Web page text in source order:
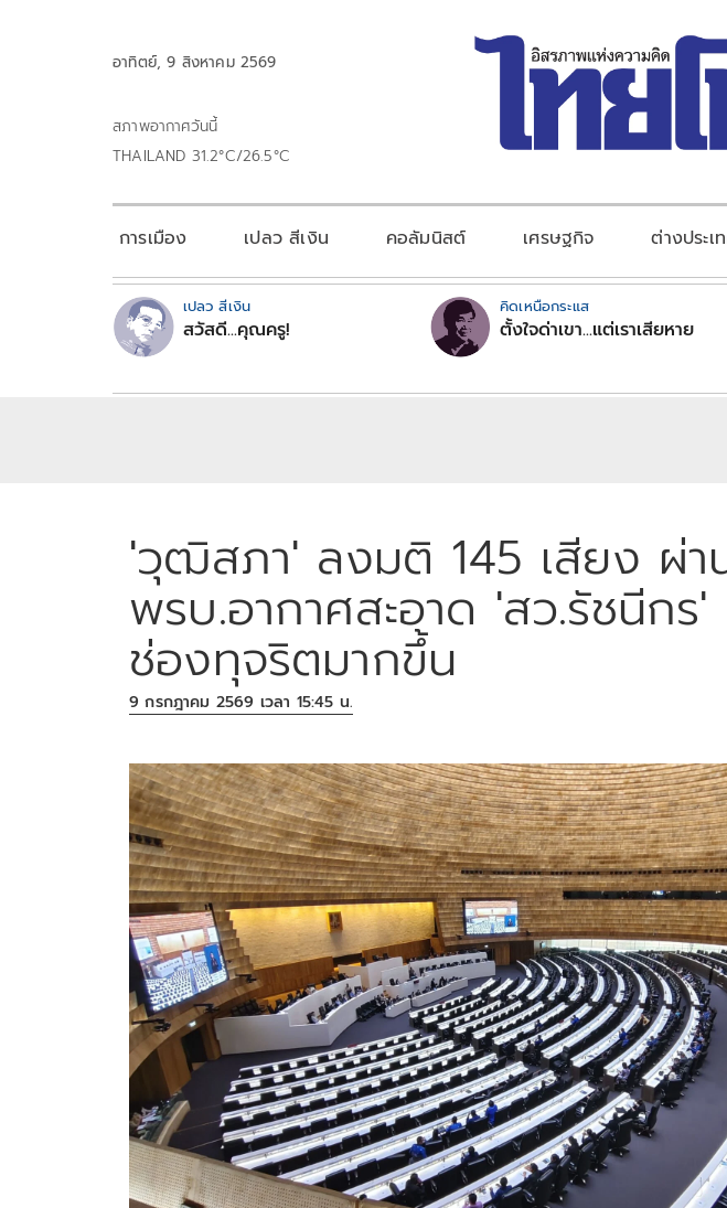
อาทิตย์, 9 สิงหาคม 2569
สภาพอากาศวันนี้
THAILAND 31.2°C/26.5°C
การเมือง เปลว สีเงิน คอลัมนิสต์ เศรษฐกิจ ต่างประเ
เปลว สีเงิน
สวัสดี...คุณครู!
คิดเหนือกระแส
ตั้งใจด่าเขา...แต่เราเสียหาย
'วุฒิสภา' ลงมติ 145 เสียง ผ่า
พรบ.อากาศสะอาด 'สว.รัชนีกร
ช่องทุจริตมากขึ้น
9 กรกฎาคม 2569 เวลา 15:45 น.